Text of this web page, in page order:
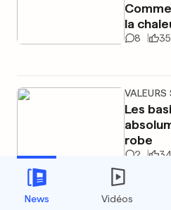
la
8 35
VALEURS
Les
robe
2 34
News Vidéos